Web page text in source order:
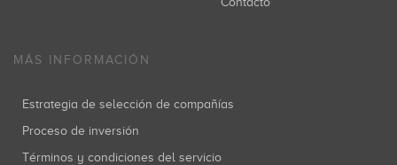
MÁS INFORMACIÓN
Estrategia de selección de compañías
Proceso de inversión
Términos y condiciones del servicio